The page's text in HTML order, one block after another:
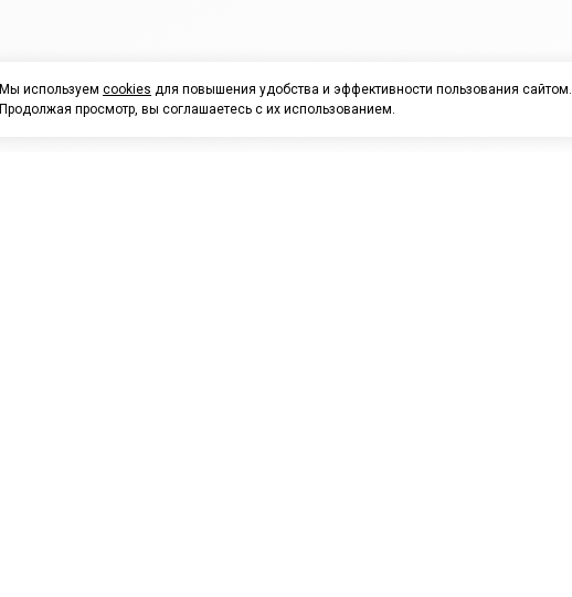
Мы используем cookies для повышения удобства и эффективности пользования сайтом.
Продолжая просмотр, вы соглашаетесь с их использованием.